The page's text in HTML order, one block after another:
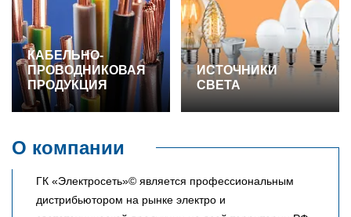
КАБЕЛЬНО-
ПРОВОДНИКОВАЯ
ПРОДУКЦИЯ
ИСТОЧНИКИ
СВЕТА
О компании
ГК «Электросеть»© является профессиональным
дистрибьютором на рынке электро и